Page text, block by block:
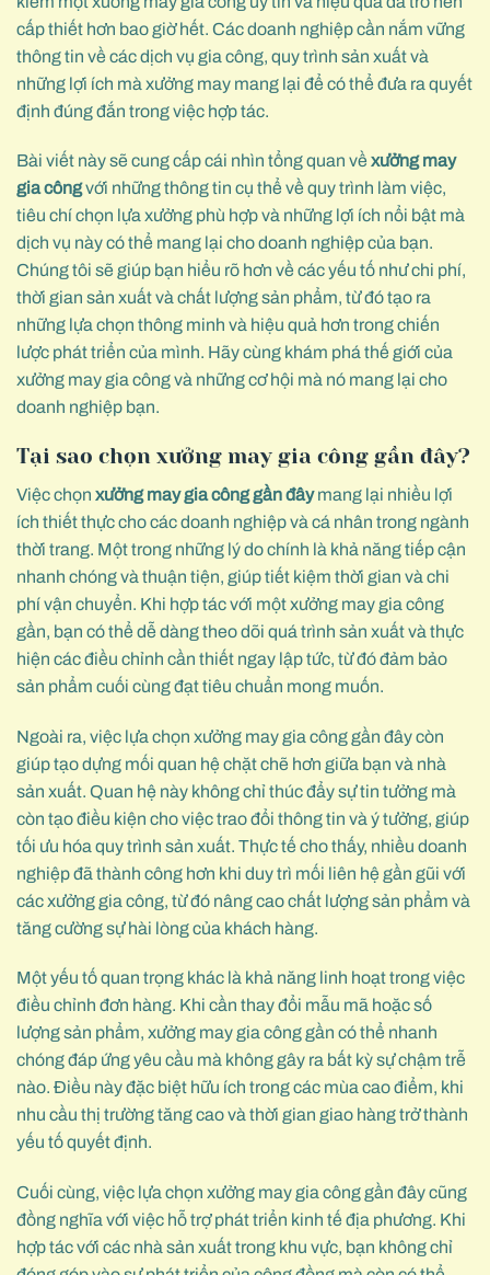
cấp thiết hơn bao giờ hết. Các doanh nghiệp cần nắm vững
thông tin về các dịch vụ gia công, quy trình sản xuất và
những lợi ích mà xưởng may mang lại để có thể đưa ra quyết
định đúng đắn trong việc hợp tác.
Bài viết này sẽ cung cấp cái nhìn tổng quan về xưởng may
gia côngvới những thông tin cụ thể về quy trình làm việc,
tiêu chí chọn lựa xưởng phù hợp và những lợi ích nổi bật mà
dịch vụ này có thể mang lại cho doanh nghiệp của bạn.
Chúng tôi sẽ giúp bạn hiểu rõ hơn về các yếu tố như chi phí,
thời gian sản xuất và chất lượng sản phẩm, từ đó tạo ra
những lựa chọn thông minh và hiệu quả hơn trong chiến
lược phát triển của mình. Hãy cùng khám phá thế giới của
xưởng may gia công và những cơ hội mà nó mang lại cho
doanh nghiệp bạn.
Tại sao chọn xưởng may gia công gần đây?
Việc chọn xưởng may gia công gần đâymang lại nhiều lợi
ích thiết thực cho các doanh nghiệp và cá nhân trong ngành
thời trang. Một trong những lý do chính là khả năng tiếp cận
nhanh chóng và thuận tiện, giúp tiết kiệm thời gian và chi
phí vận chuyển. Khi hợp tác với một xưởng may gia công
gần, bạn có thể dễ dàng theo dõi quá trình sản xuất và thực
hiện các điều chỉnh cần thiết ngay lập tức, từ đó đảm bảo
sản phẩm cuối cùng đạt tiêu chuẩn mong muốn.
Ngoài ra, việc lựa chọn xưởng may gia công gần đây còn
giúp tạo dựng mối quan hệ chặt chẽ hơn giữa bạn và nhà
sản xuất. Quan hệ này không chỉ thúc đẩy sự tin tưởng mà
còn tạo điều kiện cho việc trao đổi thông tin và ý tưởng, giúp
tối ưu hóa quy trình sản xuất. Thực tế cho thấy, nhiều doanh
nghiệp đã thành công hơn khi duy trì mối liên hệ gần gũi với
các xưởng gia công, từ đó nâng cao chất lượng sản phẩm và
tăng cường sự hài lòng của khách hàng.
Một yếu tố quan trọng khác là khả năng linh hoạt trong việc
điều chỉnh đơn hàng. Khi cần thay đổi mẫu mã hoặc số
lượng sản phẩm, xưởng may gia công gần có thể nhanh
chóng đáp ứng yêu cầu mà không gây ra bất kỳ sự chậm trễ
nào. Điều này đặc biệt hữu ích trong các mùa cao điểm, khi
nhu cầu thị trường tăng cao và thời gian giao hàng trở thành
yếu tố quyết định.
Cuối cùng, việc lựa chọn xưởng may gia công gần đây cũng
đồng nghĩa với việc hỗ trợ phát triển kinh tế địa phương. Khi
hợp tác với các nhà sản xuất trong khu vực, bạn không chỉ